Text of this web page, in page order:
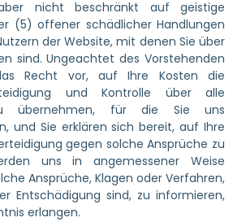
nicht beschränkt auf geistige
(5) offener schädlicher Handlungen
der Website, mit denen Sie über
sind. Ungeachtet des Vorstehenden
Recht vor, auf Ihre Kosten die
und Kontrolle über alle
übernehmen, für die Sie uns
und Sie erklären sich bereit, auf Ihre
gegen solche Ansprüche zu
uns in angemessener Weise
Ansprüche, Klagen oder Verfahren,
Entschädigung sind, zu informieren,
erlangen.